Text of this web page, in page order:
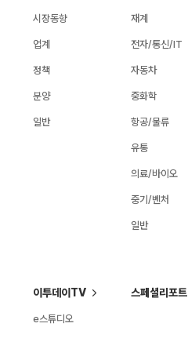
시장동향
업계
정책
분양
일반
재계
전자/통신/IT
자동차
중화학
항공/물류
유통
의료/바이오
중기/벤처
일반
이투데이TV
e스튜디오
스페셜리포트